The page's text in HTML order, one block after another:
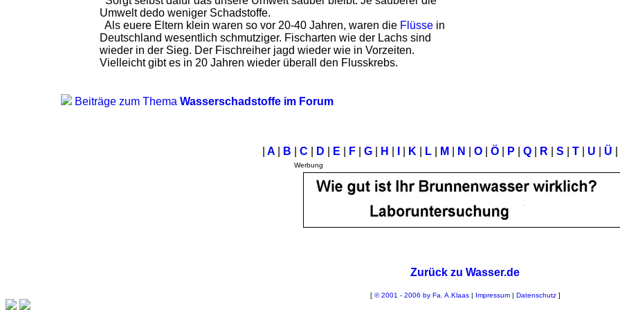
Umwelt dedo weniger Schadstoffe.
Als euere Eltern klein waren so vor 20-40 Jahren, waren die Flüsse in
Deutschland wesentlich schmutziger. Fischarten wie der Lachs sind
wieder in der Sieg. Der Fischreiher jagd wieder wie in Vorzeiten.
Vielleicht gibt es in 20 Jahren wieder überall den Flusskrebs.
Beiträge zum Thema Wasserschadstoffe im Forum
A B C D E F G H K L M N O Ö P Q R S T U Ü
Werbung
Zurück zu Wasser.de
[ © 2001 - 2006 by Fa. A.Klaas| Impressum| Datenschutz]